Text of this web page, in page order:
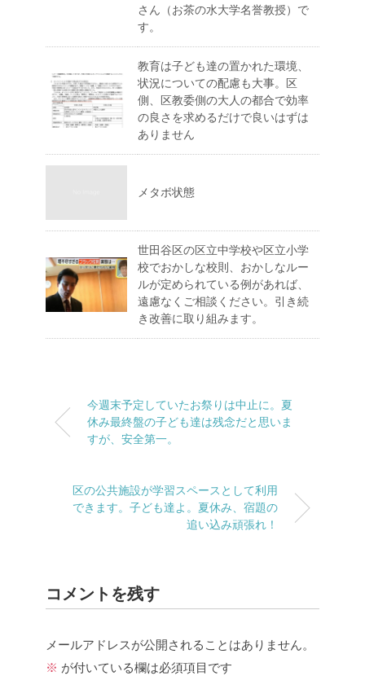
さん（お茶の水大学名誉教授）で
す。
教育は子ども達の置かれた環境、
状況についての配慮も大事。区
側、区教委側の大人の都合で効率
の良さを求めるだけで良いはずは
ありません
メタボ状態
世田谷区の区立中学校や区立小学
校でおかしな校則、おかしなルー
ルが定められている例があれば、
遠慮なくご相談ください。引き続
き改善に取り組みます。
今週末予定していたお祭りは中止に。夏
休み最終盤の子ども達は残念だと思いま
すが、安全第一。
区の公共施設が学習スペースとして利用
できます。子ども達よ。夏休み、宿題の
追い込み頑張れ！
コメントを残す
メールアドレスが公開されることはありません。
※ が付いている欄は必須項目です